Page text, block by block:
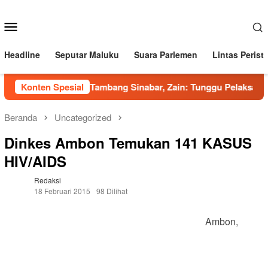
konten
Headline Seputar Maluku Suara Parlemen Lintas
Konten Spesial
Jawab Sorotan Tambang Sinabar, Zain: Tunggu
Beranda Uncategorized
Dinkes Ambon Temukan 141 KASUS
HIV/AIDS
Redaksi
18 Februari 2015
98 Dilihat
Ambon,